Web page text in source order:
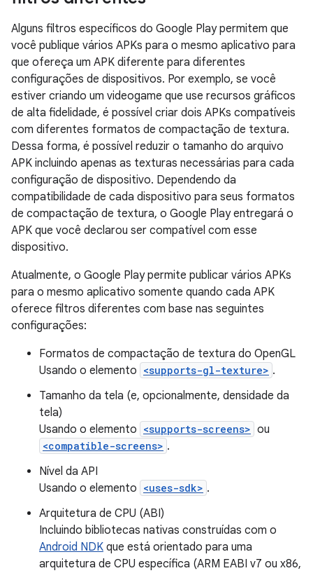
Alguns filtros específicos do Google Play permitem que
você publique vários APKs para o mesmo aplicativo para
que ofereça um APK diferente para diferentes
configurações de dispositivos. Por exemplo, se você
estiver criando um videogame que use recursos gráficos
de alta fidelidade, é possível criar dois APKs compatíveis
com diferentes formatos de compactação de textura.
Dessa forma, é possível reduzir o tamanho do arquivo
APK incluindo apenas as texturas necessárias para cada
configuração de dispositivo. Dependendo da
compatibilidade de cada dispositivo para seus formatos
de compactação de textura, o Google Play entregará o
APK que você declarou ser compatível com esse
dispositivo.
Atualmente, o Google Play permite publicar vários APKs
para o mesmo aplicativo somente quando cada APK
oferece filtros diferentes com base nas seguintes
configurações:
Formatos de compactação de textura do OpenGL
Usando o elemento <supports-gl-texture> .
Tamanho da tela (e, opcionalmente, densidade da
tela)
Usando o elemento <supports-screens> ou
<compatible-screens> .
Nível da API
Usando o elemento <uses-sdk> .
Arquitetura de CPU (ABI)
Incluindo bibliotecas nativas construídas com o
Android NDK que está orientado para uma
arquitetura de CPU específica (ARM EABI v7 ou x86,